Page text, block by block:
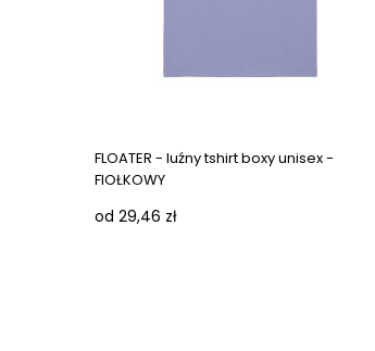
FLOATER - luźny tshirt boxy unisex -
FIOŁKOWY
od 29,46 zł